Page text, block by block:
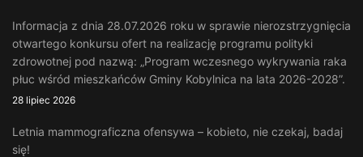
Informacja z dnia 28.07.2026 roku w sprawie nierozstrzygnięcia
otwartego konkursu ofert na realizację programu polityki
zdrowotnej pod nazwą: „Program wczesnego wykrywania raka
płuc wśród mieszkańców Gminy Kobylnica na lata 2026-2028”.
28 lipiec 2026
Letnia mammograficzna ofensywa – kobieto, nie czekaj, badaj
się!